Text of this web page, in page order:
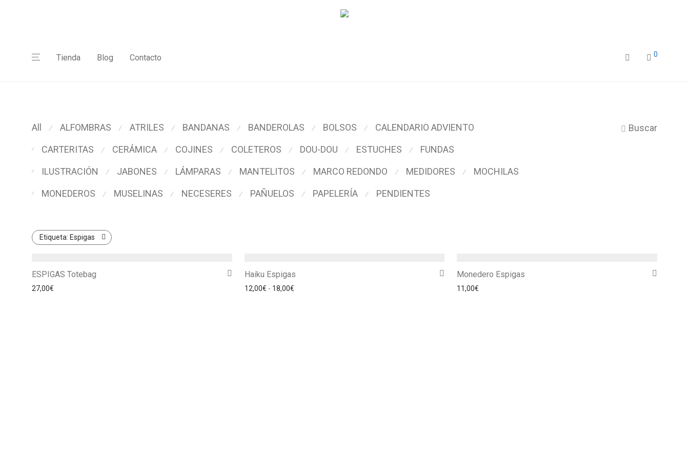
Tienda Blog Contacto 0
Buscar
All ⁄ ALFOMBRAS ⁄ ATRILES ⁄ BANDANAS ⁄ BANDEROLAS ⁄ BOLSOS ⁄ CALENDARIO ADVIENTO
⁄ CARTERITAS ⁄ CERÁMICA ⁄ COJINES ⁄ COLETEROS ⁄ DOU-DOU ⁄ ESTUCHES ⁄ FUNDAS
⁄ ILUSTRACIÓN ⁄ JABONES ⁄ LÁMPARAS ⁄ MANTELITOS ⁄ MARCO REDONDO ⁄ MEDIDORES ⁄ MOCHILAS
⁄ MONEDEROS ⁄ MUSELINAS ⁄ NECESERES ⁄ PAÑUELOS ⁄ PAPELERÍA ⁄ PENDIENTES
Etiqueta: Espigas
ESPIGAS Totebag
27,00€
Haiku Espigas
12,00€ - 18,00€Rango de precios: desde 12,00€ hasta 18,00€
Monedero Espigas
11,00€